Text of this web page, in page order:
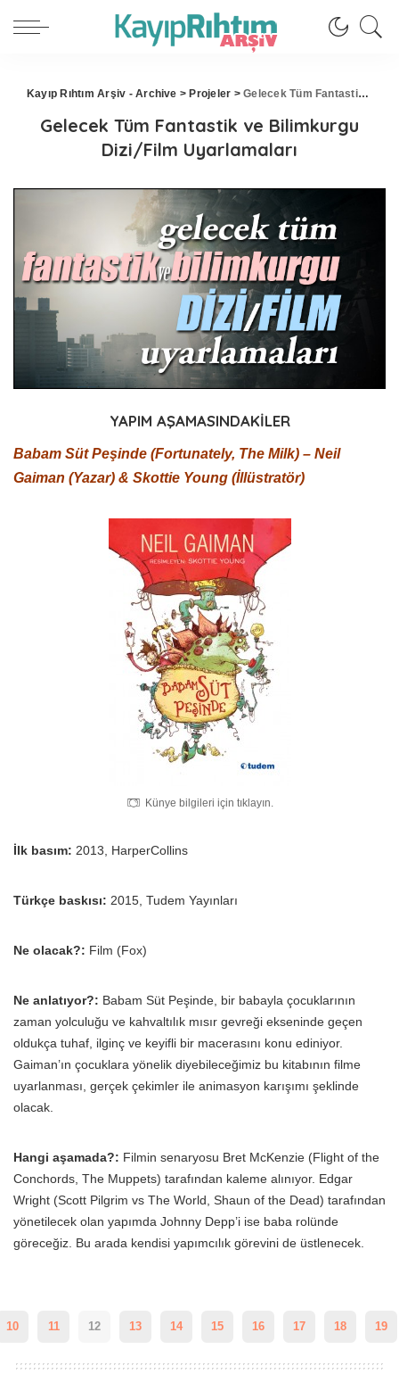
Kayıp Rıhtım Arşiv - Archive > Projeler >Gelecek Tüm Fantastik ve Bilimkurgu Dizi/Film Uyarlamaları
Gelecek Tüm Fantastik ve Bilimkurgu
Dizi/Film Uyarlamaları
YAPIM AŞAMASINDAKİLER
Babam Süt Peşinde (Fortunately, The Milk) – Neil
Gaiman (Yazar) & Skottie Young (İllüstratör)
Künye bilgileri için tıklayın.
İlk basım: 2013, HarperCollins
Türkçe baskısı: 2015, Tudem Yayınları
Ne olacak?: Film (Fox)
Ne anlatıyor?: Babam Süt Peşinde, bir babayla çocuklarının
zaman yolculuğu ve kahvaltılık mısır gevreği ekseninde geçen
oldukça tuhaf, ilginç ve keyifli bir macerasını konu ediniyor.
Gaiman’ın çocuklara yönelik diyebileceğimiz bu kitabının filme
uyarlanması, gerçek çekimler ile animasyon karışımı şeklinde
olacak.
Hangi aşamada?: Filmin senaryosu Bret McKenzie (Flight of the
Conchords, The Muppets) tarafından kaleme alınıyor. Edgar
Wright (Scott Pilgrim vs The World, Shaun of the Dead) tarafından
yönetilecek olan yapımda Johnny Depp’i ise baba rolünde
göreceğiz. Bu arada kendisi yapımcılık görevini de üstlenecek.
10 11 12 13 14 15 16 17 18 19